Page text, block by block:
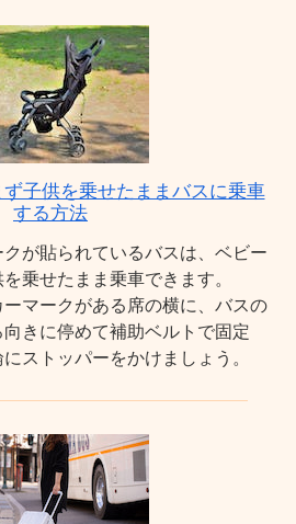
子供を乗せたままバスに乗車
する方法
が貼られているバスは、ベビー
乗せたまま乗車できます。
マークがある席の横に、バスの
きに停めて補助ベルトで固定
ストッパーをかけましょう。